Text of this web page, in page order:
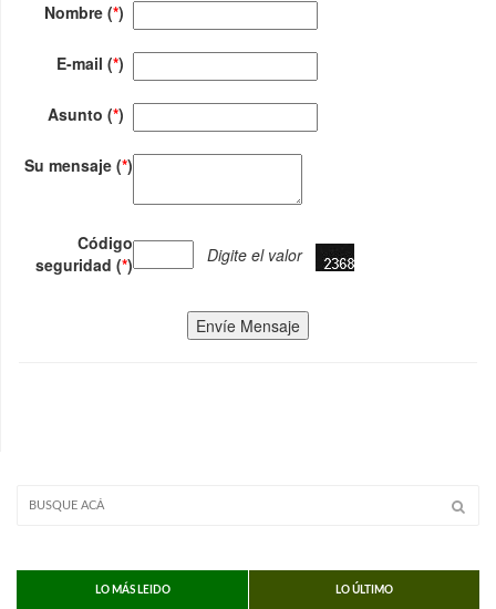
Nombre (*)
E-mail (*)
Asunto (*)
Su mensaje (*)
Código
seguridad (*) Digite el valor
Envíe Mensaje
LO MÁS LEIDO LO ÚLTIMO